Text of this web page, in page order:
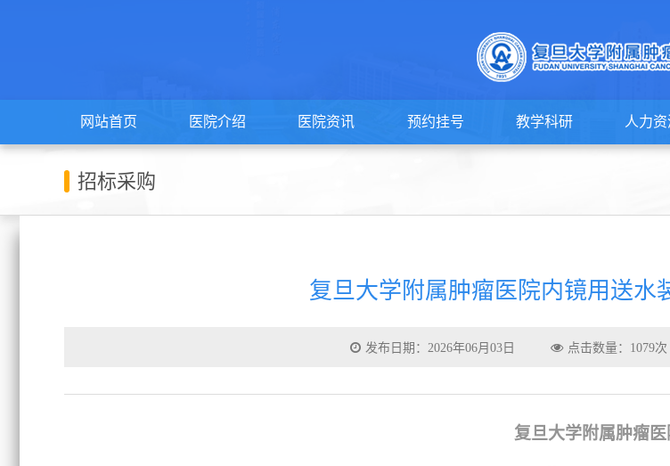
网站首页 医院介绍 医院资讯 预约挂号 教学科研 人力资
招标采购
复旦大学附属肿瘤医院内镜用送水
发布日期：2026年06月03日 点击数量：1079次
复旦大学附属肿瘤医